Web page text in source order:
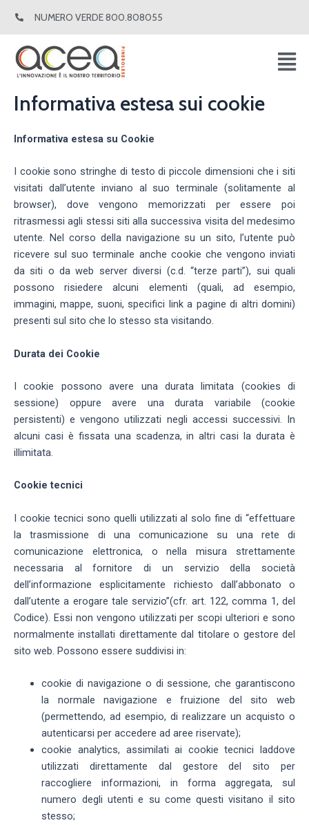
NUMERO VERDE 800.808055
Informativa estesa sui cookie
Informativa estesa su Cookie
I cookie sono stringhe di testo di piccole dimensioni che i siti
visitati dall’utente inviano al suo terminale (solitamente al
browser), dove vengono memorizzati per essere poi
ritrasmessi agli stessi siti alla successiva visita del medesimo
utente. Nel corso della navigazione su un sito, l’utente può
ricevere sul suo terminale anche cookie che vengono inviati
da siti o da web server diversi (c.d. “terze parti”), sui quali
possono risiedere alcuni elementi (quali, ad esempio,
immagini, mappe, suoni, specifici link a pagine di altri domini)
presenti sul sito che lo stesso sta visitando.
Durata dei Cookie
I cookie possono avere una durata limitata (cookies di
sessione) oppure avere una durata variabile (cookie
persistenti) e vengono utilizzati negli accessi successivi. In
alcuni casi è fissata una scadenza, in altri casi la durata è
illimitata.
Cookie tecnici
I cookie tecnici sono quelli utilizzati al solo fine di “effettuare
la trasmissione di una comunicazione su una rete di
comunicazione elettronica, o nella misura strettamente
necessaria al fornitore di un servizio della società
dell’informazione esplicitamente richiesto dall’abbonato o
dall’utente a erogare tale servizio”(cfr. art. 122, comma 1, del
Codice). Essi non vengono utilizzati per scopi ulteriori e sono
normalmente installati direttamente dal titolare o gestore del
sito web. Possono essere suddivisi in:
cookie di navigazione o di sessione, che garantiscono
la normale navigazione e fruizione del sito web
(permettendo, ad esempio, di realizzare un acquisto o
autenticarsi per accedere ad aree riservate);
cookie analytics, assimilati ai cookie tecnici laddove
utilizzati direttamente dal gestore del sito per
raccogliere informazioni, in forma aggregata, sul
numero degli utenti e su come questi visitano il sito
stesso;